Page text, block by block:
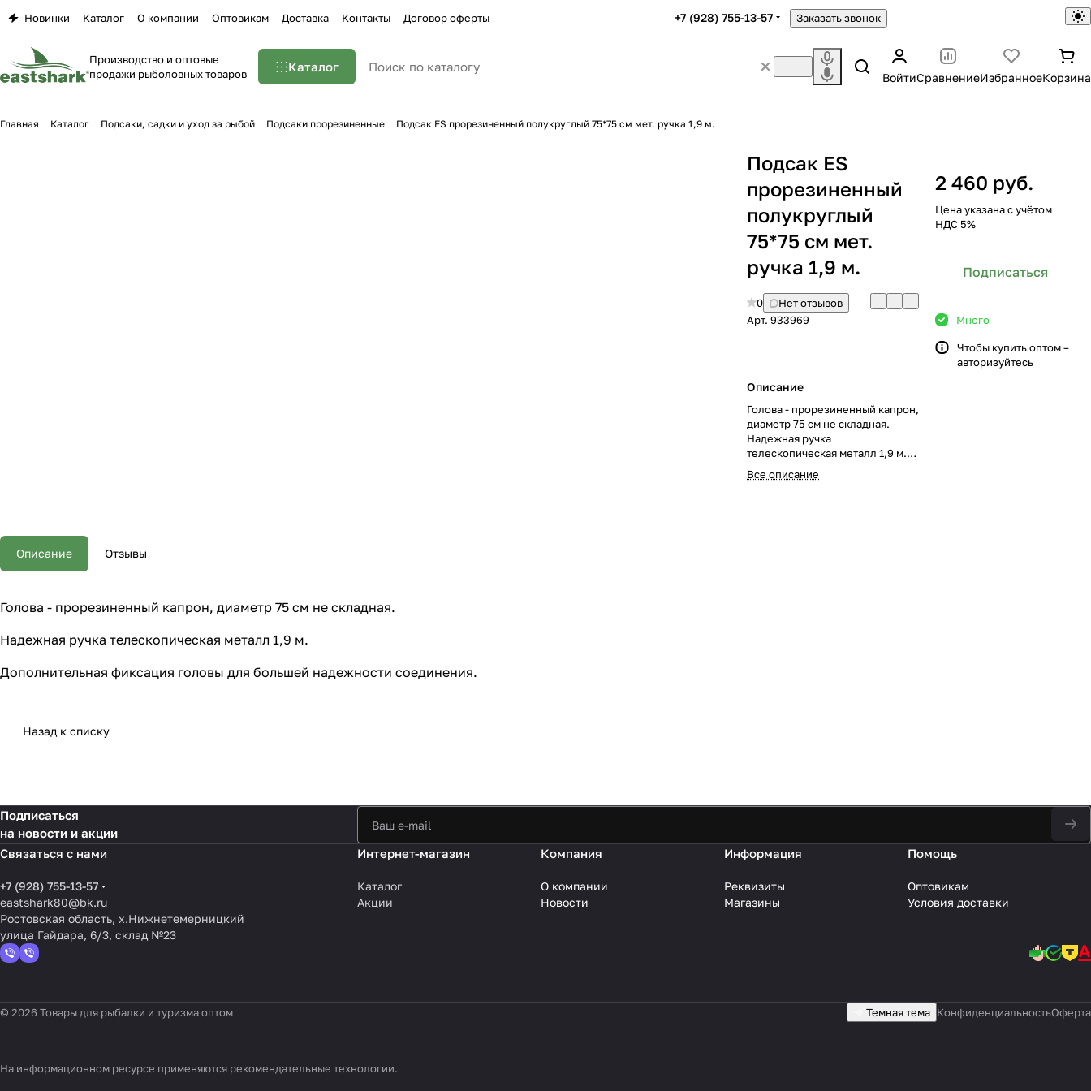
Новинки Каталог О компании Оптовикам Доставка Контакты Договор оферты +7 (928) 755-13-57 Заказать звонок
Производство и оптовые
продажи рыболовных товаров
Каталог
ВойтиСравнениеИзбранноеКорзина
Главная Каталог Подсаки, садки и уход за рыбой Подсаки прорезиненные Подсак ES прорезиненный полукруглый 75*75 см мет. ручка 1,9 м.
Подсак ES
прорезиненный
полукруглый
75*75 см мет.
ручка 1,9 м.
0
Нет отзывов
Арт. 933969
Описание
Голова - прорезиненный капрон,
диаметр 75 см не складная.
Надежная ручка
телескопическая металл 1,9 м.
Дополнительная фиксация
головы для большей
Все описание
2 460 руб.
Цена указана с учётом
НДС 5%
Подписаться
Много
Чтобы купить оптом –
авторизуйтесь
Описание Отзывы
Голова - прорезиненный капрон, диаметр 75 см не складная.
Надежная ручка телескопическая металл 1,9 м.
Дополнительная фиксация головы для большей надежности соединения.
Назад к списку
Подписаться
на новости и акции
Связаться с нами
+7 (928) 755-13-57
eastshark80@bk.ru
Ростовская область, х.Нижнетемерницкий
улица Гайдара, 6/3, склад №23
Интернет-магазин
Каталог
Акции
Компания
О компании
Новости
Информация
Реквизиты
Магазины
Помощь
Оптовикам
Условия доставки
© 2026 Товары для рыбалки и туризма оптом Темная тема КонфиденциальностьОферта
На информационном ресурсе применяются рекомендательные технологии.